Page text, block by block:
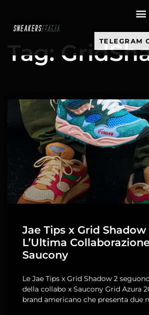
TELEGRAM
Tag:
Jae Tips x Grid Shadow
L’Ultima
Saucony
Le Jae Tips x Grid Shadow 2
della collabo x Saucony Grid Azura
brand americano che presenta due